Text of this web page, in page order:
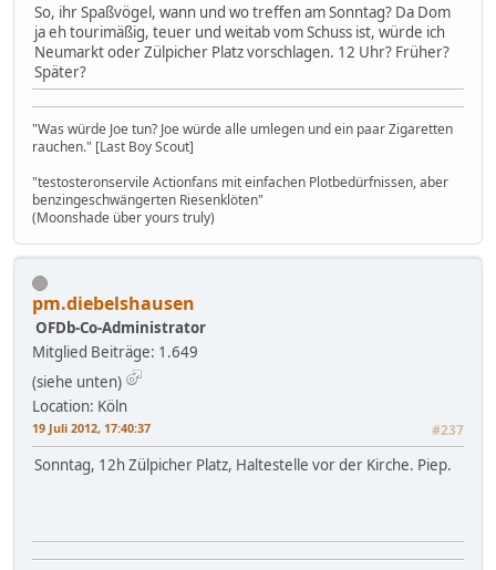
So, ihr Spaßvögel, wann und wo treffen am Sonntag? Da Dom
ja eh tourimäßig, teuer und weitab vom Schuss ist, würde ich
Neumarkt oder Zülpicher Platz vorschlagen. 12 Uhr? Früher?
Später?
"Was würde Joe tun? Joe würde alle umlegen und ein paar Zigaretten
rauchen." [Last Boy Scout]
"testosteronservile Actionfans mit einfachen Plotbedürfnissen, aber
benzingeschwängerten Riesenklöten"
(Moonshade über yours truly)
pm.diebelshausen
OFDb-Co-Administrator
Mitglied Beiträge: 1.649
(siehe unten)
Location: Köln
19 Juli 2012, 17:40:37 #237
Sonntag, 12h Zülpicher Platz, Haltestelle vor der Kirche. Piep.